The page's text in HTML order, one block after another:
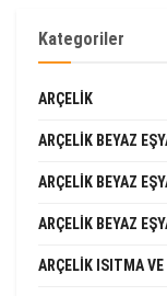
Kategoriler
ARÇELIK
ARÇELIK BEYAZ
ARÇELIK BEYAZ
ARÇELIK BEYAZ
ARÇELIK ISITMA